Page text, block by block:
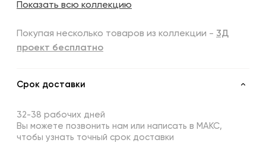
Показать всю коллекцию
Покупая несколько товаров из коллекции - 3Д
проект бесплатно
Срок доставки
32-38 рабочих дней
Вы можете позвонить нам или написать в МАКС,
чтобы узнать точный срок доставки